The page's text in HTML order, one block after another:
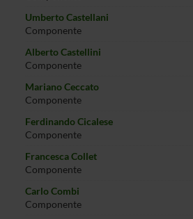
Umberto Castellani
Componente
Alberto Castellini
Componente
Mariano Ceccato
Componente
Ferdinando Cicalese
Componente
Francesca Collet
Componente
Carlo Combi
Componente